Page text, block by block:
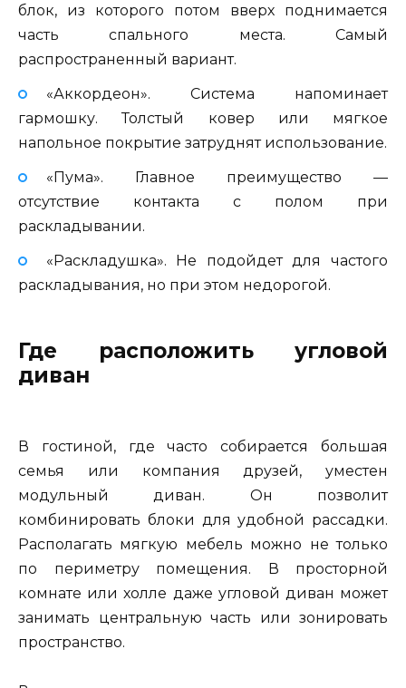
блок, из которого потом вверх поднимается
часть спального места. Самый
распространенный вариант.
«Аккордеон». Система напоминает
гармошку. Толстый ковер или мягкое
напольное покрытие затруднят использование.
«Пума». Главное преимущество —
отсутствие контакта с полом при
раскладывании.
«Раскладушка». Не подойдет для частого
раскладывания, но при этом недорогой.
Где расположить угловой
диван
В гостиной, где часто собирается большая
семья или компания друзей, уместен
модульный диван. Он позволит
комбинировать блоки для удобной рассадки.
Располагать мягкую мебель можно не только
по периметру помещения. В просторной
комнате или холле даже угловой диван может
занимать центральную часть или зонировать
пространство.